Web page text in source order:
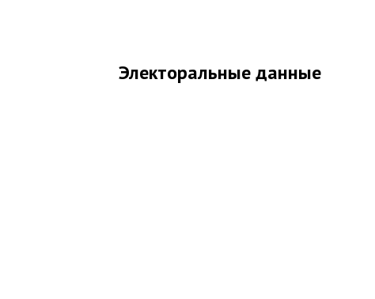
Электоральные данные